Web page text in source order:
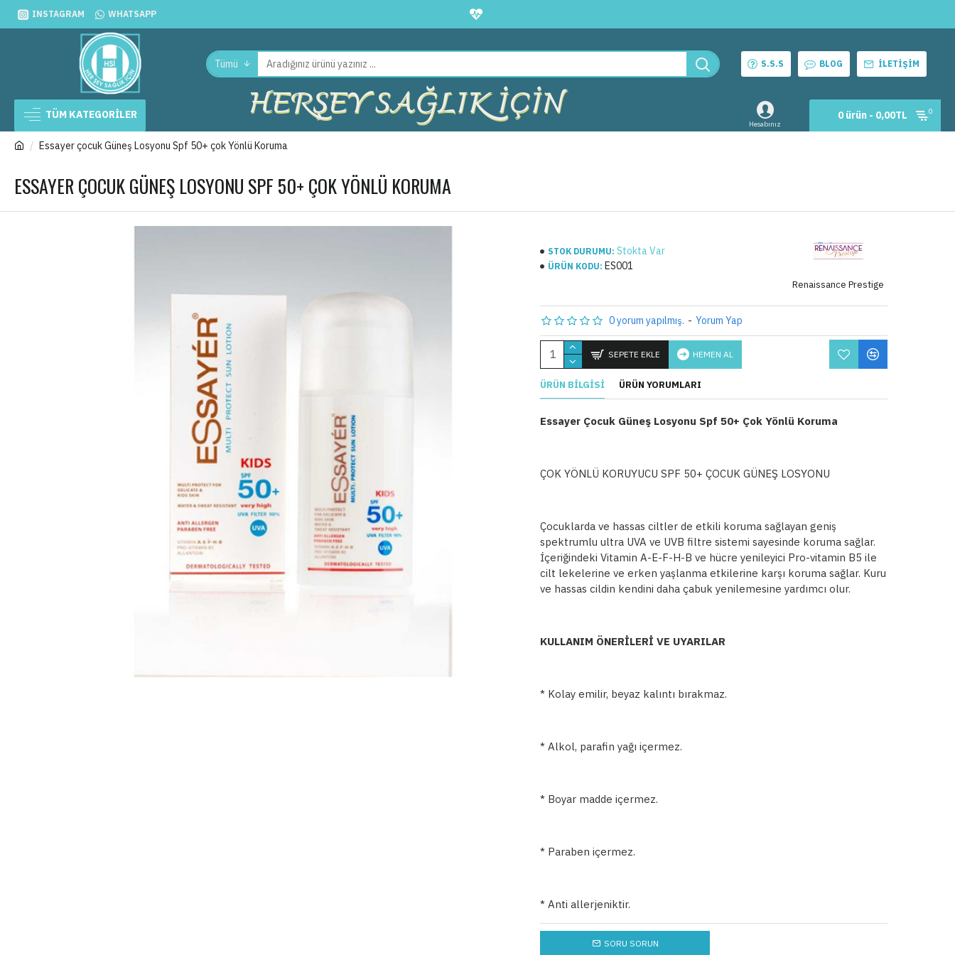
INSTAGRAM WHATSAPP
Tümü S.S.S BLOG İLETIŞIM
TÜM KATEGORİLER HERŞEY SAĞLIK İÇİN Hesabınız
0 ürün - 0,00TL 0
Essayer çocuk Güneş Losyonu Spf 50+ çok Yönlü Koruma
ESSAYER ÇOCUK GÜNEŞ LOSYONU SPF 50+ ÇOK YÖNLÜ KORUMA
STOK DURUMU: Stokta Var
ÜRÜN KODU: ES001
Renaissance Prestige
0 yorum yapılmış. - Yorum Yap
SEPETE EKLE HEMEN AL
SORU SORUN
ÜRÜN BILGISI ÜRÜN YORUMLARI
Essayer Çocuk Güneş Losyonu Spf 50+ Çok Yönlü Koruma
ÇOK YÖNLÜ KORUYUCU SPF 50+ ÇOCUK GÜNEŞ LOSYONU
Çocuklarda ve hassas ciltler de etkili koruma sağlayan geniş
spektrumlu ultra UVA ve UVB filtre sistemi sayesinde koruma sağlar.
İçeriğindeki Vitamin A-E-F-H-B ve hücre yenileyici Pro-vitamin B5 ile
cilt lekelerine ve erken yaşlanma etkilerine karşı koruma sağlar. Kuru
ve hassas cildin kendini daha çabuk yenilemesine yardımcı olur.
KULLANIM ÖNERİLERİ VE UYARILAR
* Kolay emilir, beyaz kalıntı bırakmaz.
* Alkol, parafin yağı içermez.
* Boyar madde içermez.
* Paraben içermez.
* Anti allerjeniktir.